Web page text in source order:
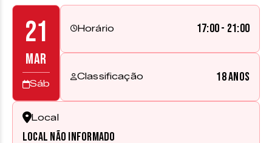
21
MAR
Sáb
Horário 17:00 - 21:00
Classificação 18 anos
Local
Local não informado